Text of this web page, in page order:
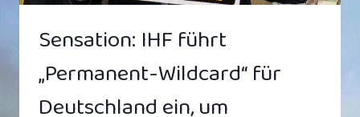
Sensation: IHF führt
„Permanent-Wildcard“ für
Deutschland ein, um